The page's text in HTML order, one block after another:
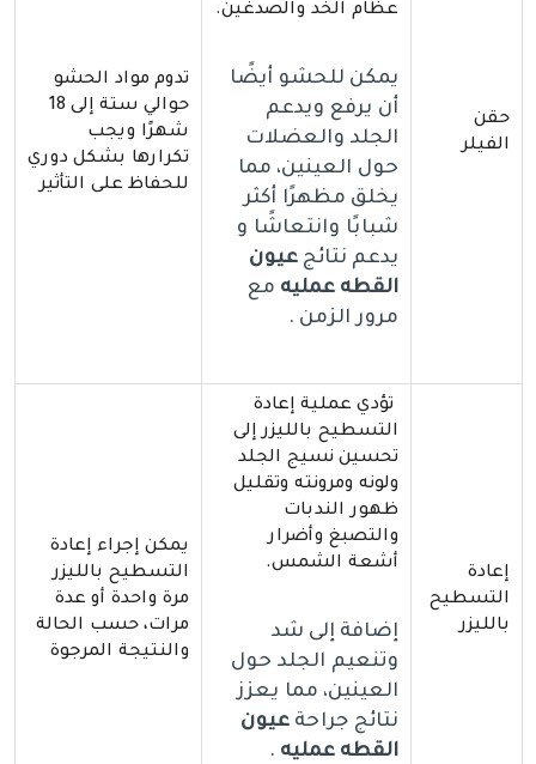
حقن
الفيلر
عظام الخد والصدغين.
يمكن للحشو أيضًا
أن يرفع ويدعم
الجلد والعضلات
حول العينين، مما
يخلق مظهرًا أكثر
شبابًا وانتعاشًا و
يدعم نتائجعيون
القطه عمليه مع
مرور الزمن .
تدوم مواد الحشو
حوالي ستة إلى 18
شهرًا ويجب
تكرارها بشكل دوري
للحفاظ على التأثير
إعادة
التسطيح
بالليزر
تؤدي عملية إعادة
التسطيح بالليزر إلى
تحسين نسيج الجلد
ولونه ومرونته وتقليل
ظهور الندبات
والتصبغ وأضرار
أشعة الشمس.
إضافة إلى شد
وتنعيم الجلد حول
العينين، مما يعزز
نتائج جراحةعيون
القطه عمليه .
يمكن إجراء إعادة
التسطيح بالليزر
مرة واحدة أو عدة
مرات، حسب الحالة
والنتيجة المرجوة